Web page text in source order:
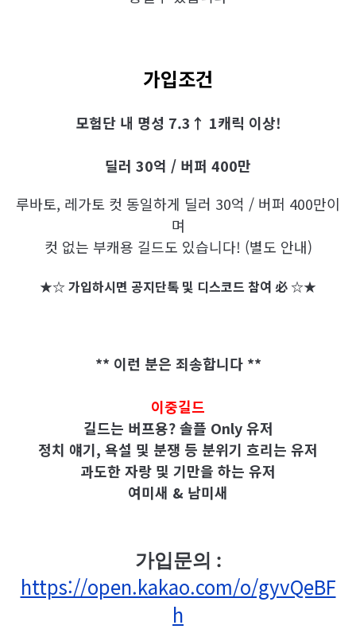
가입조건
모험단 내 명성 7.3↑ 1캐릭 이상!
딜러 30억 / 버퍼 400만
루바토, 레가토 컷 동일하게 딜러 30억 / 버퍼 400만이
며
컷 없는 부캐용 길드도 있습니다! (별도 안내)
★☆ 가입하시면 공지단톡 및 디스코드 참여 必 ☆★
** 이런 분은 죄송합니다 **
이중길드
길드는 버프용? 솔플 Only 유저
정치 얘기, 욕설 및 분쟁 등 분위기 흐리는 유저
과도한 자랑 및 기만을 하는 유저
여미새 & 남미새
가입문의 :
https://open.kakao.com/o/gyvQeBF
h